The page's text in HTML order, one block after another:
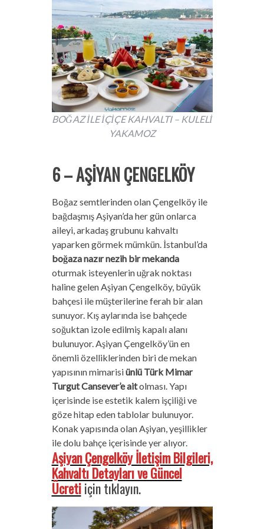
BOĞAZ İLE İÇİÇE KAHVALTI – KULELİ
YAKAMOZ
6 – AŞİYAN ÇENGELKÖY
Boğaz semtlerinden olan Çengelköy ile
bağdaşmış Aşiyan’da her gün onlarca
aileyi, arkadaş grubunu kahvaltı
yaparken görmek mümkün. İstanbul’da
boğaza nazır nezih bir mekanda
oturmak isteyenlerin uğrak noktası
haline gelen Aşiyan Çengelköy, büyük
bahçesi ile müşterilerine ferah bir alan
sunuyor. Kış aylarında ise bahçede
soğuktan izole edilmiş kapalı alanı
bulunuyor. Aşiyan Çengelköy’ün en
önemli özelliklerinden biri de mekan
yapısının mimarisiünlü Türk Mimar
Turgut Cansever’e aitolması. Yapı
içerisinde ise estetik kalem işçiliği ve
göze hitap eden tablolar bulunuyor.
Konak yapısında olan Aşiyan, yeşillikler
ile dolu bahçe içerisinde yer alıyor.
Aşiyan Çengelköy İletişim Bilgileri,
Kahvaltı Detayları ve Güncel
Ücretiiçin tıklayın.